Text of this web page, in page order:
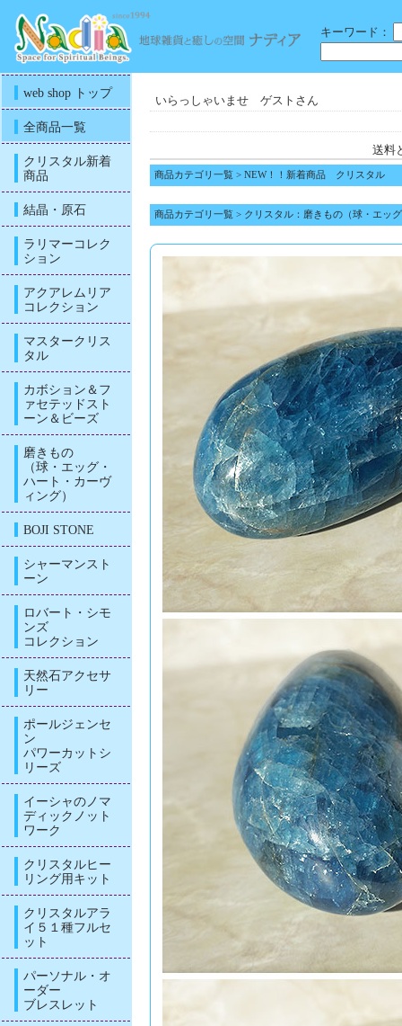
キーワード：
web shop トップ
全商品一覧
クリスタル新着
商品
結晶・原石
ラリマーコレク
ション
アクアレムリア
コレクション
マスタークリス
タル
カボション＆フ
ァセテッドスト
ーン＆ビーズ
磨きもの
（球・エッグ・
ハート・カーヴ
ィング）
BOJI STONE
シャーマンスト
ーン
ロバート・シモ
ンズ
コレクション
天然石アクセサ
リー
ポールジェンセ
ン
パワーカットシ
リーズ
イーシャのノマ
ディックノット
ワーク
クリスタルヒー
リング用キット
クリスタルアラ
イ５１種フルセ
ット
パーソナル・オ
ーダー
ブレスレット
いらっしゃいませ ゲストさん
送料
商品カテゴリ一覧 > NEW！！新着商品 クリスタル
商品カテゴリ一覧 > クリスタル：磨きもの（球・エッ